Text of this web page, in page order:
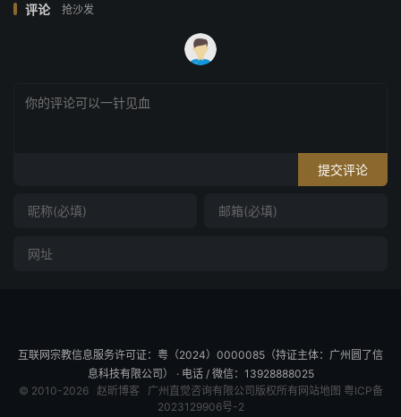
评论 抢沙发
提交评论
互联网宗教信息服务许可证：粤（2024）0000085（持证主体：广州圆了信
息科技有限公司） · 电话 / 微信：13928888025
© 2010-2026 赵昕博客 广州直觉咨询有限公司版权所有 网站地图 粤ICP备
2023129906号-2